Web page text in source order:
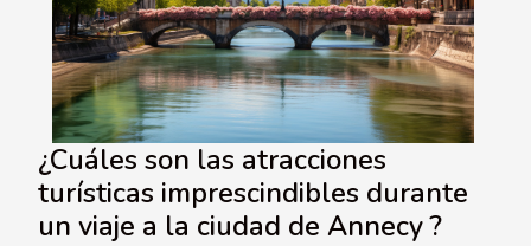
¿Cuáles son las atracciones
turísticas imprescindibles durante
un viaje a la ciudad de Annecy ?